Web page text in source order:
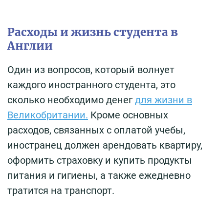
Расходы и жизнь студента в
Англии
Один из вопросов, который волнует
каждого иностранного студента, это
сколько необходимо денегдля жизни в
Великобритании. Кроме основных
расходов, связанных с оплатой учебы,
иностранец должен арендовать квартиру,
оформить страховку и купить продукты
питания и гигиены, а также ежедневно
тратится на транспорт.